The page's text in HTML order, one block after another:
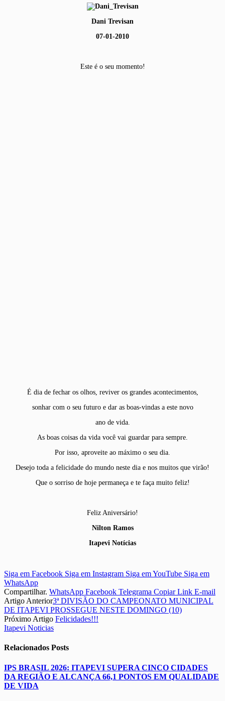
Dani Trevisan
07-01-2010
Este é o seu momento!
É dia de fechar os olhos, reviver os grandes acontecimentos,
sonhar com o seu futuro e dar as boas-vindas a este novo
ano de vida.
As boas coisas da vida você vai guardar para sempre.
Por isso, aproveite ao máximo o seu dia.
Desejo toda a felicidade do mundo neste dia e nos muitos que virão!
Que o sorriso de hoje permaneça e te faça muito feliz!
Feliz Aniversário!
Nilton Ramos
Itapevi Notícias
Siga em Facebook Siga em Instagram Siga em YouTube Siga em
WhatsApp
Compartilhar. WhatsApp Facebook Telegrama Copiar Link E-mail
Artigo Anterior3ª DIVISÃO DO CAMPEONATO MUNICIPAL
DE ITAPEVI PROSSEGUE NESTE DOMINGO (10)
Próximo Artigo Felicidades!!!
Itapevi Noticias
Relacionados Posts
IPS BRASIL 2026: ITAPEVI SUPERA CINCO CIDADES
DA REGIÃO E ALCANÇA 66,1 PONTOS EM QUALIDADE
DE VIDA